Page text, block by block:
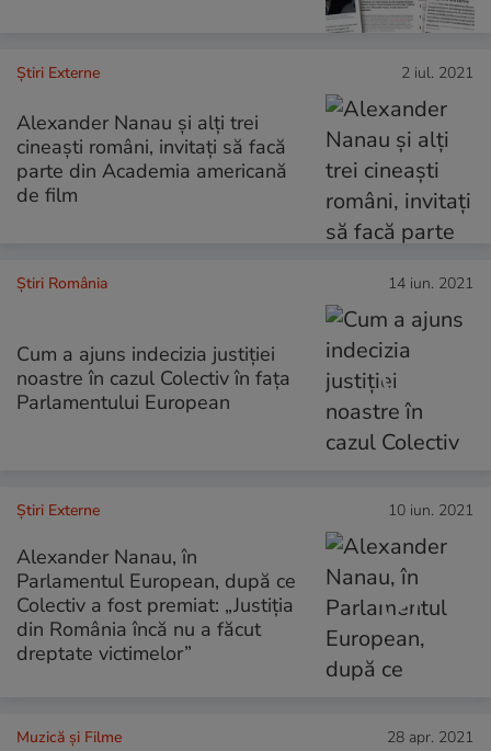
Știri Externe 2 iul. 2021
Alexander Nanau și alți trei
cineaști români, invitați să facă
parte din Academia americană
de film
Știri România 14 iun. 2021
Cum a ajuns indecizia justiției
noastre în cazul Colectiv în fața
Parlamentului European
Știri Externe 10 iun. 2021
Alexander Nanau, în
Parlamentul European, după ce
Colectiv a fost premiat: „Justiția
din România încă nu a făcut
dreptate victimelor”
Muzică și Filme 28 apr. 2021